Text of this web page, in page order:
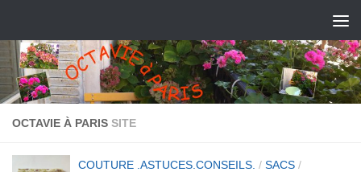
OCTAVIE À PARIS SITE
COUTURE .ASTUCES.CONSEILS. / SACS /